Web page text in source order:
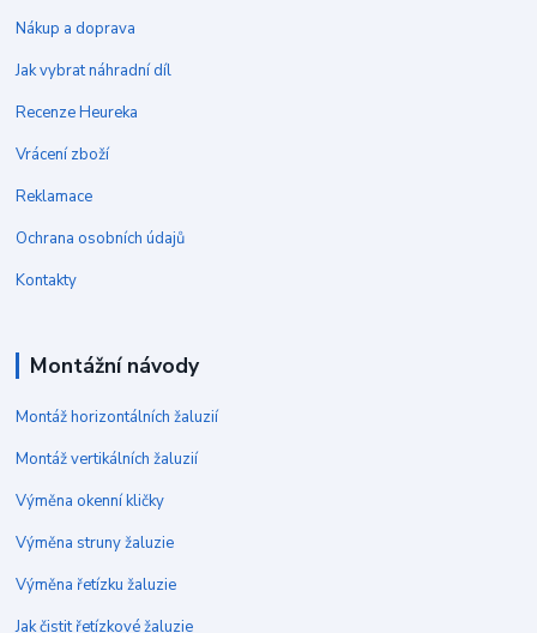
Nákup a doprava
Jak vybrat náhradní díl
Recenze Heureka
Vrácení zboží
Reklamace
Ochrana osobních údajů
Kontakty
Montážní návody
Montáž horizontálních žaluzií
Montáž vertikálních žaluzií
Výměna okenní kličky
Výměna struny žaluzie
Výměna řetízku žaluzie
Jak čistit řetízkové žaluzie